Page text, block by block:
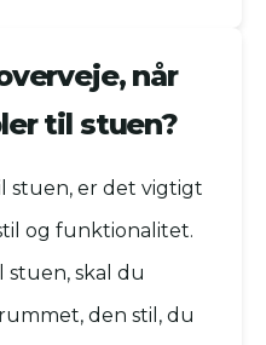
når
til stuen?
stuen, er det vigtigt
og funktionalitet.
stuen, skal du
den stil, du